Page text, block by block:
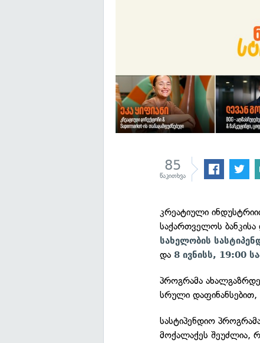
85
წაკითხვა
კრეატიული
საქართველოს
სახელობის
და 8 ივნისს, 19:00
პროგრამა
სრული
სასტიპენდიო
მოქალაქეს შეუძლია,